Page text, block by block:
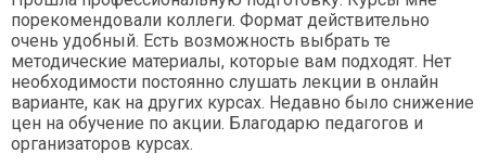
порекомендовали коллеги. Формат действительно
очень удобный. Есть возможность выбрать те
методические материалы, которые вам подходят. Нет
необходимости постоянно слушать лекции в онлайн
варианте, как на других курсах. Недавно было снижение
цен на обучение по акции. Благодарю педагогов и
организаторов курсах.